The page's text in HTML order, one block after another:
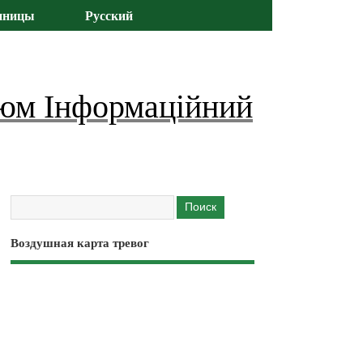
Русский
Інформаційний
Воздушная карта тревог